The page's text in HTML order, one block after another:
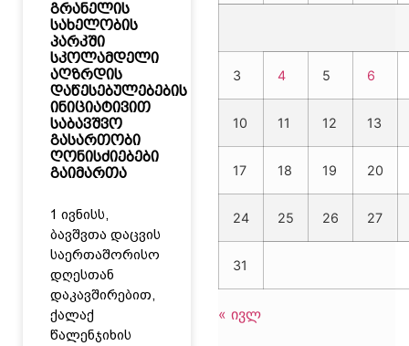
3 4 5 6
10 11 12 13
17 18 19 20
24 25 26 27
31
« ივლ
გრანელის
სახელობის
პარკში
სკოლამდელი
აღზრდის
დაწესებულებების
ინიციატივით
საბავშვო
გასართობი
ღონისძიებები
გაიმართა
1 ივნისს,
ბავშვთა დაცვის
საერთაშორისო
დღესთან
დაკავშირებით,
ქალაქ
წალენჯიხის